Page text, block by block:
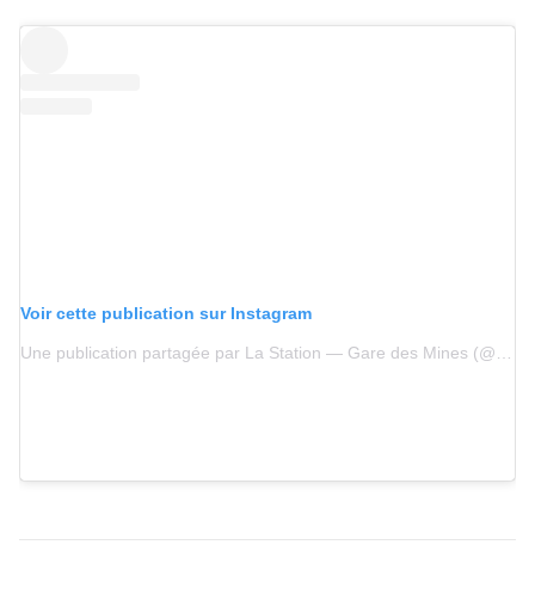
Voir cette publication sur Instagram
Une publication partagée par La Station — Gare des Mines (@stationgaredesmines)